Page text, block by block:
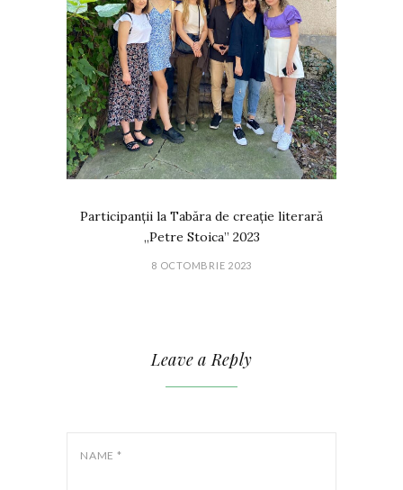
Participanții la Tabăra de creație literară
„Petre Stoica” 2023
8 OCTOMBRIE 2023
Leave a Reply
NAME *